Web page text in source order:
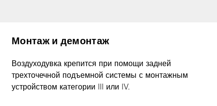
Монтаж и демонтаж
Воздуходувка крепится при помощи задней
трехточечной подъемной системы с монтажным
устройством категории III или IV.